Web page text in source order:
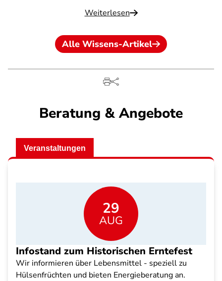
Weiterlesen
Alle Wissens-Artikel
Beratung & Angebote
Veranstaltungen
29
AUG
Infostand zum Historischen Erntefest
Wir informieren über Lebensmittel - speziell zu
Hülsenfrüchten und bieten Energieberatung an.